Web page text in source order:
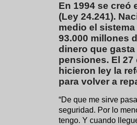
En 1994 se creó
(Ley 24.241).
medio el
93.000 millones
dinero que
pensiones. El
hicieron ley la
para volver a
“De que me sirve
seguridad. Por lo
tengo. Y cuando